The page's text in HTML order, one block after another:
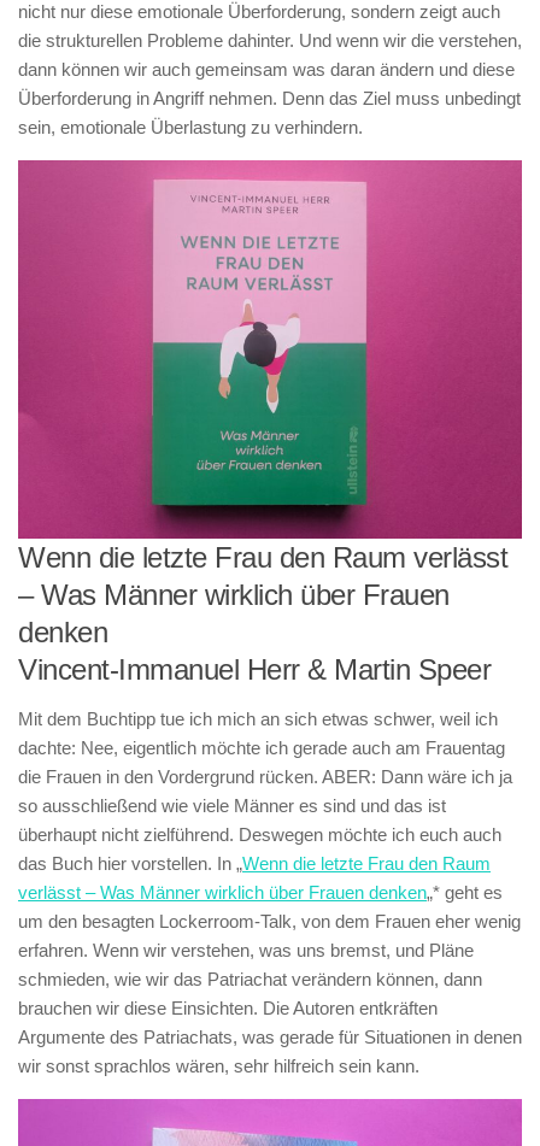
nicht nur diese emotionale Überforderung, sondern zeigt auch
die strukturellen Probleme dahinter. Und wenn wir die verstehen,
dann können wir auch gemeinsam was daran ändern und diese
Überforderung in Angriff nehmen. Denn das Ziel muss unbedingt
sein, emotionale Überlastung zu verhindern.
Wenn die letzte Frau den Raum verlässt
– Was Männer wirklich über Frauen
denken
Vincent-Immanuel Herr & Martin Speer
Mit dem Buchtipp tue ich mich an sich etwas schwer, weil ich
dachte: Nee, eigentlich möchte ich gerade auch am Frauentag
die Frauen in den Vordergrund rücken. ABER: Dann wäre ich ja
so ausschließend wie viele Männer es sind und das ist
überhaupt nicht zielführend. Deswegen möchte ich euch auch
das Buch hier vorstellen. In „Wenn die letzte Frau den Raum
verlässt – Was Männer wirklich über Frauen denken„* geht es
um den besagten Lockerroom-Talk, von dem Frauen eher wenig
erfahren. Wenn wir verstehen, was uns bremst, und Pläne
schmieden, wie wir das Patriachat verändern können, dann
brauchen wir diese Einsichten. Die Autoren entkräften
Argumente des Patriachats, was gerade für Situationen in denen
wir sonst sprachlos wären, sehr hilfreich sein kann.